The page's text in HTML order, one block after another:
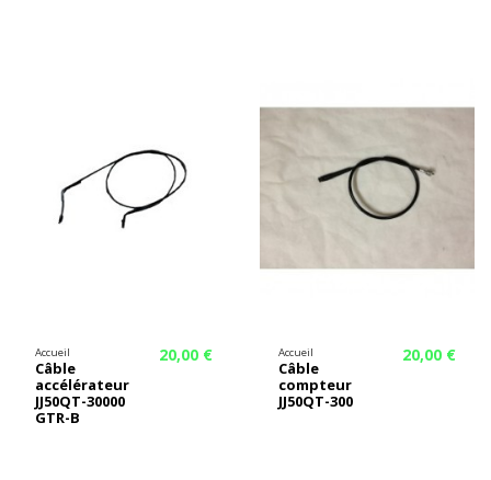
Accueil
Câble
accélérateur
JJ50QT-30000
GTR-B
20,00 € Accueil
Câble
compteur
JJ50QT-300
20,00 €